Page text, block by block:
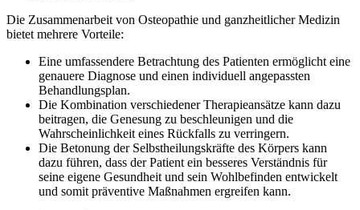
Die Zusammenarbeit von Osteopathie und ganzheitlicher Medizin
bietet mehrere Vorteile:
Eine umfassendere Betrachtung des Patienten ermöglicht eine
genauere Diagnose und einen individuell angepassten
Behandlungsplan.
Die Kombination verschiedener Therapieansätze kann dazu
beitragen, die Genesung zu beschleunigen und die
Wahrscheinlichkeit eines Rückfalls zu verringern.
Die Betonung der Selbstheilungskräfte des Körpers kann
dazu führen, dass der Patient ein besseres Verständnis für
seine eigene Gesundheit und sein Wohlbefinden entwickelt
und somit präventive Maßnahmen ergreifen kann.